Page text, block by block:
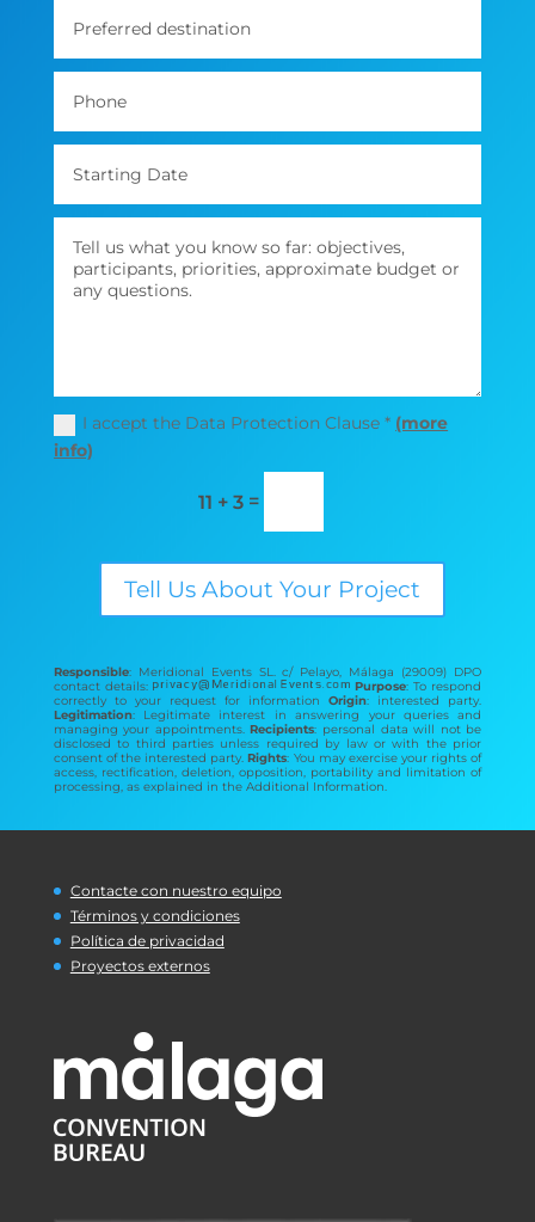
I accept the Data Protection Clause * (more
info)
11 + 3 =
Tell Us About Your Project
Responsible: Meridional Events SL. c/ Pelayo, Málaga (29009) DPO
contact details:
Purpose: To respond
correctly to your request for informationOrigin: interested party.
Legitimation: Legitimate interest in answering your queries and
managing your appointments.Recipients: personal data will not be
disclosed to third parties unless required by law or with the prior
consent of the interested party.Rights: You may exercise your rights of
access, rectification, deletion, opposition, portability and limitation of
processing, as explained in the Additional Information.
Contacte con nuestro equipo
Términos y condiciones
Política de privacidad
Proyectos externos